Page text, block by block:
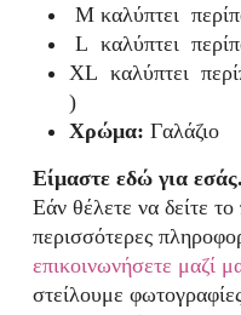
M καλύπτει
L καλύπτει
XL καλύπτει
)
Χρώμα: Γαλάζιο
Είμαστε εδώ για εσάς.
Εάν θέλετε να δείτε το
περισσότερες
επικοινωνήσετε μαζί
στείλουμε